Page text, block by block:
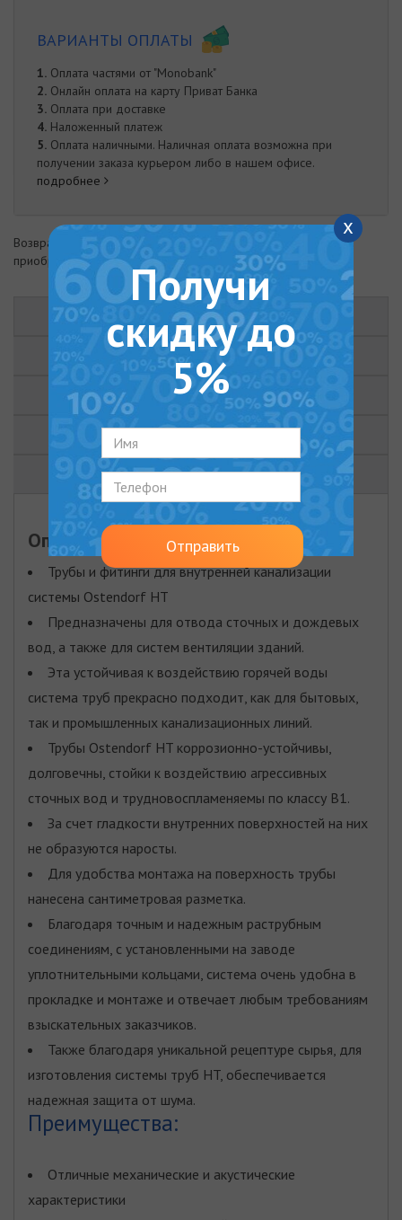
ВАРИАНТЫ ОПЛАТЫ
1. Оплата частями от "Monobank"
2. Онлайн оплата на карту Приват Банка
3. Оплата при доставке
4. Наложенный платеж
5. Оплата наличными. Наличная оплата возможна при
получении заказа курьером либо в нашем офисе.
подробнее
Возврат товара возможен в течение 14 дней с момента
приобретения
ОПИСАНИЕ
ХАРАКТЕРИСТИКИ
ОТЗЫВЫ (0)
ДОКУМЕНТЫ
ВИДЕО
Описание
Трубы и фитинги для внутренней канализации
системы Ostendorf HT
Предназначены для отвода сточных и дождевых
вод, а также для систем вентиляции зданий.
Эта устойчивая к воздействию горячей воды
система труб прекрасно подходит, как для бытовых,
так и промышленных канализационных линий.
Трубы Ostendorf HT коррозионно-устойчивы,
долговечны, стойки к воздействию агрессивных
сточных вод и трудновоспламеняемы по классу B1.
За счет гладкости внутренних поверхностей на них
не образуются наросты.
Для удобства монтажа на поверхность трубы
нанесена сантиметровая разметка.
Благодаря точным и надежным раструбным
соединениям, с установленными на заводе
уплотнительными кольцами, система очень удобна в
прокладке и монтаже и отвечает любым требованиям
взыскательных заказчиков.
Также благодаря уникальной рецептуре сырья, для
изготовления системы труб HT, обеспечивается
надежная защита от шума.
Преимущества:
Отличные механические и акустические
характеристики
x
Получи
скидку до
5%
Отправить